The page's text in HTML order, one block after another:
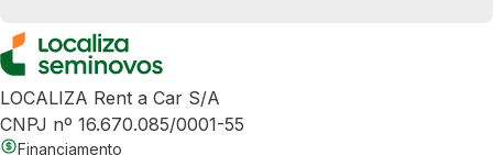
LOCALIZA Rent a Car S/A
CNPJ nº 16.670.085/0001-55
Financiamento